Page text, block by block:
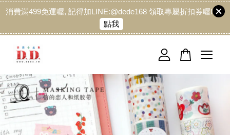
消費滿499免運喔, 記得加LINE:@dede168 領取專屬折扣券喔!
點我
您的購物車目前還是空的。
繼續購物